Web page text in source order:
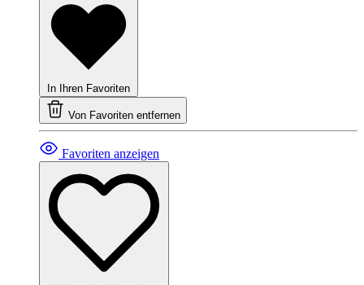
In Ihren Favoriten
Von Favoriten entfernen
Favoriten anzeigen